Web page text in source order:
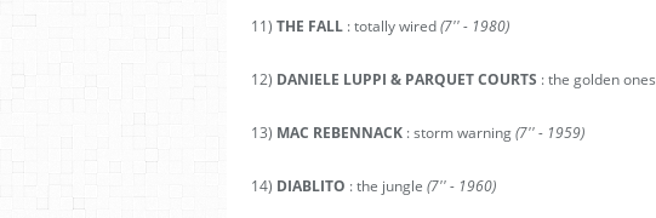
11) THE FALL : totally wired(7'' - 1980)
12) DANIELE LUPPI & PARQUET COURTS : the golden ones
13) MAC REBENNACK : storm warning(7'' - 1959)
14) DIABLITO : the jungle (7'' - 1960)